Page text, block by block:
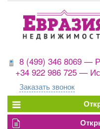
8 (499) 346 8069 —
+34 922 986 725 —
Заказать звонок